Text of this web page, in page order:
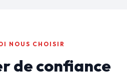
NOUS CHOISIR
de confiance